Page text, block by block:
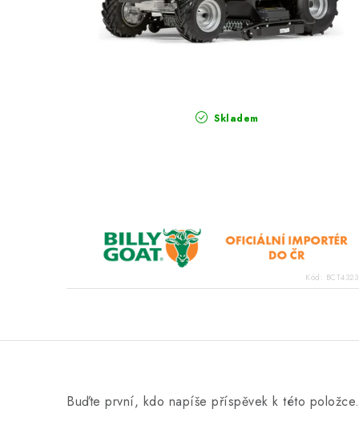
Skladem
Kód:
Buďte první, kdo napíše příspěvek k této položce.